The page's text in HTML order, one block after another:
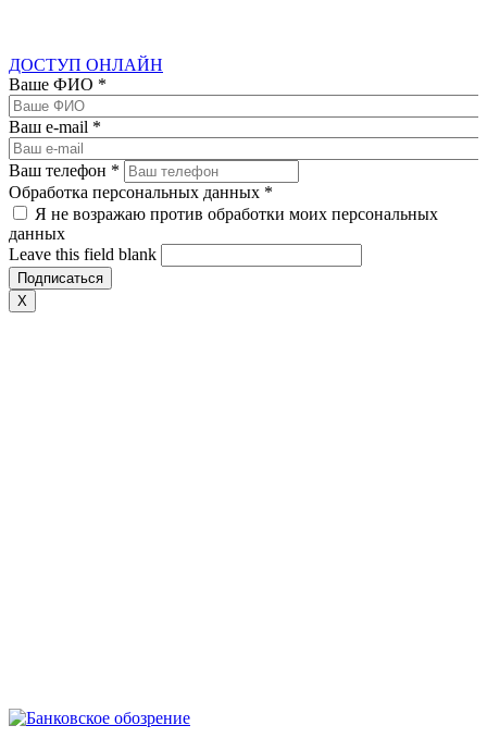
ДОСТУП ОНЛАЙН
Ваше ФИО *
Ваш e-mail *
Ваш телефон *
Обработка персональных данных *
Я не возражаю против обработки моих персональных
данных
Leave this field blank
X